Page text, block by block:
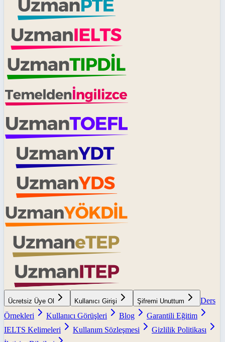
Ücretsiz Üye Ol Kullanıcı Girişi Şifremi Unuttum
Ders
Örnekleri
Kullanıcı Görüşleri Blog
Garantili Eğitim
IELTS Kelimeleri
Kullanım Sözleşmesi
Gizlilik Politikası